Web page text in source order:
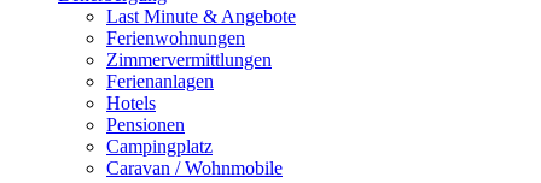
Last Minute & Angebote
Ferienwohnungen
Zimmervermittlungen
Ferienanlagen
Hotels
Pensionen
Campingplatz
Caravan / Wohnmobile